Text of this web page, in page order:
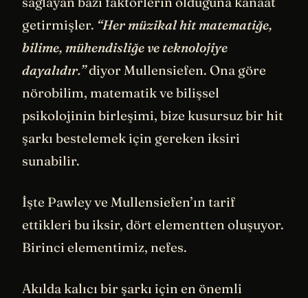
getirmişler. “Her müzikal hit matematiğe,
bilime, mühendisliğe ve teknolojiye
dayalıdır.”diyor Mullensiefen. Ona göre
nörobilim, matematik ve bilişsel
psikolojinin birleşimi, bize kusursuz bir hit
şarkı bestelemek için gereken iksiri
sunabilir.
İşte Pawley ve Mullensiefen’ın tarif
ettikleri bu iksir, dört elementten oluşuyor.
Birinci elementimiz, nefes.
Akılda kalıcı bir şarkı için en önemli